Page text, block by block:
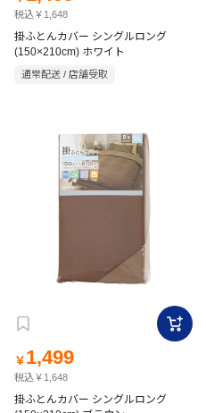
税込￥1,648
掛ふとんカバー シングルロング
(150×210cm) ホワイト
通常配送 / 店舗受取
￥ 1,499
税込￥1,648
掛ふとんカバー シングルロング